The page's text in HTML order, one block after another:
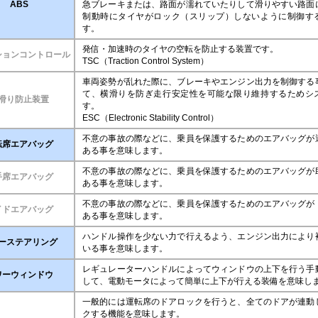
ABS
急ブレーキまたは、路面が濡れていたりして滑りやすい路面
制動時にタイヤがロック（スリップ）しないように制御す
す。
ョンコントロール
発信・加速時のタイヤの空転を防止する装置です。
TSC（Traction Control System）
り防止装置
車両姿勢が乱れた際に、ブレーキやエンジン出力を制御する
て、横滑りを防ぎ走行安定性を可能な限り維持するためシ
す。
ESC（Electronic Stability Control）
席エアバッグ
不意の事故の際などに、乗員を保護するためのエアバッグが
ある事を意味します。
席エアバッグ
不意の事故の際などに、乗員を保護するためのエアバッグが
ある事を意味します。
ドエアバッグ
不意の事故の際などに、乗員を保護するためのエアバッグが
ある事を意味します。
ステアリング
ハンドル操作を少ない力で行えるよう、エンジン出力により
いる事を意味します。
ーウィンドウ
レギュレーターハンドルによってウィンドウの上下を行う手
して、電動モータによって簡単に上下が行える装備を意味し
一般的には運転席のドアロックを行うと、全てのドアが連動
クする機能を意味します。